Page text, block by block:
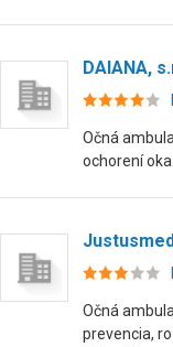
DAIANA,
Očná
ochorení oka.
Očná
prevencia,